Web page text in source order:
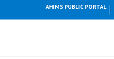
AHIMS PUBLIC PORTAL